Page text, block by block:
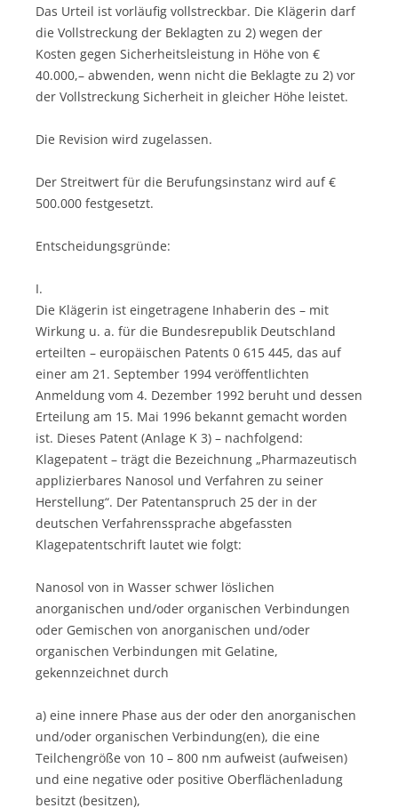
Das Urteil ist vorläufig vollstreckbar. Die Klägerin darf
die Vollstreckung der Beklagten zu 2) wegen der
Kosten gegen Sicherheitsleistung in Höhe von €
40.000,– abwenden, wenn nicht die Beklagte zu 2) vor
der Vollstreckung Sicherheit in gleicher Höhe leistet.
Die Revision wird zugelassen.
Der Streitwert für die Berufungsinstanz wird auf €
500.000 festgesetzt.
Entscheidungsgründe:
I.
Die Klägerin ist eingetragene Inhaberin des – mit
Wirkung u. a. für die Bundesrepublik Deutschland
erteilten – europäischen Patents 0 615 445, das auf
einer am 21. September 1994 veröffentlichten
Anmeldung vom 4. Dezember 1992 beruht und dessen
Erteilung am 15. Mai 1996 bekannt gemacht worden
ist. Dieses Patent (Anlage K 3) – nachfolgend:
Klagepatent – trägt die Bezeichnung „Pharmazeutisch
applizierbares Nanosol und Verfahren zu seiner
Herstellung“. Der Patentanspruch 25 der in der
deutschen Verfahrenssprache abgefassten
Klagepatentschrift lautet wie folgt:
Nanosol von in Wasser schwer löslichen
anorganischen und/oder organischen Verbindungen
oder Gemischen von anorganischen und/oder
organischen Verbindungen mit Gelatine,
gekennzeichnet durch
a) eine innere Phase aus der oder den anorganischen
und/oder organischen Verbindung(en), die eine
Teilchengröße von 10 – 800 nm aufweist (aufweisen)
und eine negative oder positive Oberflächenladung
besitzt (besitzen),